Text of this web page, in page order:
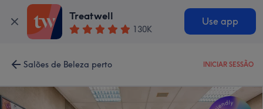
Treatwell
130K
Use app
Salões de Beleza perto INICIAR SESSÃO